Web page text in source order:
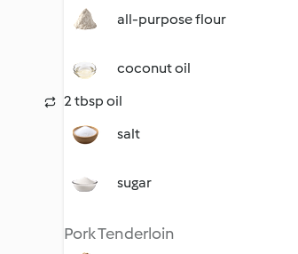
all-purpose flour
coconut oil
2 tbsp oil
salt
sugar
Pork Tenderloin